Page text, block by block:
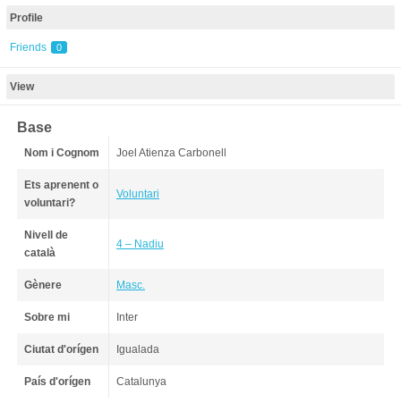
Profile
Friends 0
View
Base
Nom i Cognom Joel Atienza Carbonell
Ets aprenent o
voluntari?
Voluntari
Nivell de
català
4 – Nadiu
Gènere Masc.
Sobre mi Inter
Ciutat d'orígen Igualada
País d'orígen Catalunya